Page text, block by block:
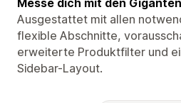
Ausgestattet mit allen
flexible Abschnitte,
erweiterte Produktfilter und
Sidebar-Layout.